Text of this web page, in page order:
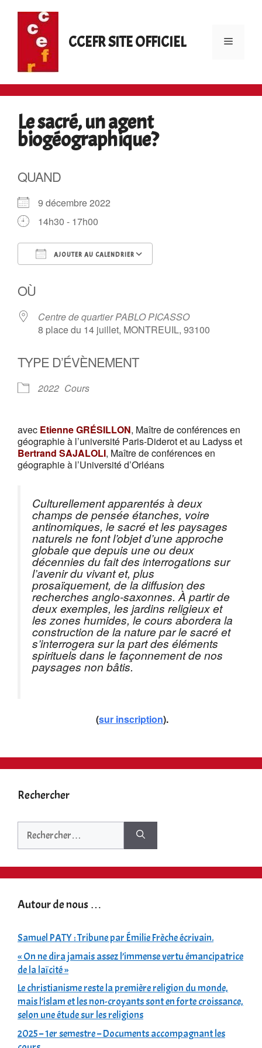
contenu
CCEFR SITE OFFICIEL Menu
Le sacré, un agent
biogéographique?
QUAND
9 décembre 2022
14h30 - 17h00
AJOUTER AU CALENDRIER
OÙ
Centre de quartier PABLO PICASSO
8 place du 14 juillet, MONTREUIL, 93100
TYPE D’ÉVÈNEMENT
2022 Cours
avec Etienne GRÉSILLON, Maître de conférences en
géographie à l’université Paris-Diderot et au Ladyss et
Bertrand SAJALOLI, Maître de conférences en
géographie à l’Université d’Orléans
Culturellement apparentés à deux
champs de pensée étanches, voire
antinomiques, le sacré et les paysages
naturels ne font l’objet d’une approche
globale que depuis une ou deux
décennies du fait des interrogations sur
l’avenir du vivant et, plus
prosaïquement, de la diffusion des
recherches anglo-saxonnes. À partir de
deux exemples, les jardins religieux et
les zones humides, le cours abordera la
construction de la nature par le sacré et
s’interrogera sur la part des éléments
spirituels dans le façonnement de nos
paysages non bâtis.
(sur inscription).
Rechercher
Rechercher :
Autour de nous …
Samuel PATY : Tribune par Émilie Frèche écrivain.
« On ne dira jamais assez l’immense vertu émancipatrice
de la laïcité »
Le christianisme reste la première religion du monde,
mais l’islam et les non-croyants sont en forte croissance,
selon une étude sur les religions
2025 – 1er semestre – Documents accompagnant les